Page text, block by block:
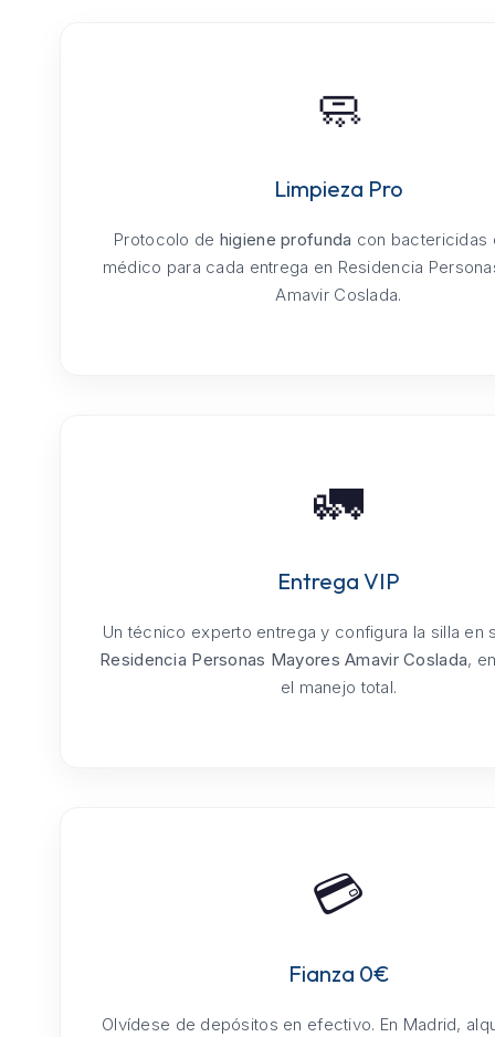
🧼
Limpieza Pro
Protocolo de higiene profunda con bactericidas
médico para cada entrega en Residencia
Amavir Coslada.
🚛
Entrega VIP
Un técnico experto entrega y configura la silla en
Residencia Personas Mayores Amavir Coslada,
el manejo total.
💳
Fianza 0€
Olvídese de depósitos en efectivo. En Madrid,